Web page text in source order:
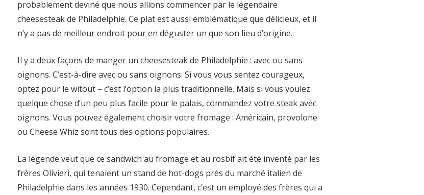
probablement deviné que nous allions commencer par le légendaire
cheesesteak de Philadelphie. Ce plat est aussi emblématique que délicieux, et il
n’y a pas de meilleur endroit pour en déguster un que son lieu d’origine.
Il y a deux façons de manger un cheesesteak de Philadelphie : avec ou sans
oignons. C’est-à-dire avec ou sans oignons. Si vous vous sentez courageux,
optez pour le witout – c’est l’option la plus traditionnelle. Mais si vous voulez
quelque chose d’un peu plus facile pour le palais, commandez votre steak avec
oignons. Vous pouvez également choisir votre fromage : Américain, provolone
ou Cheese Whiz sont tous des options populaires.
La légende veut que ce sandwich au fromage et au rosbif ait été inventé par les
frères Olivieri, qui tenaient un stand de hot-dogs près du marché italien de
Philadelphie dans les années 1930. Cependant, c’est un employé des frères qui a